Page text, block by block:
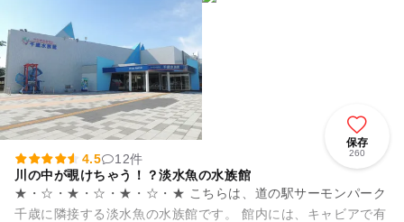
保存
260
4.5
12件
川の中が覗けちゃう！？淡水魚の水族館
★・☆・★・☆・★・☆・★ こちらは、道の駅サーモンパーク
千歳に隣接する淡水魚の水族館です。 館内には、キャビアで有